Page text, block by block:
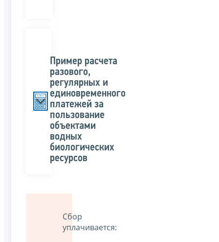
Пример расчета
разового,
регулярных и
единовременного
платежей за
пользование
объектами
водных
биологических
ресурсов
Сбор
уплачивается: